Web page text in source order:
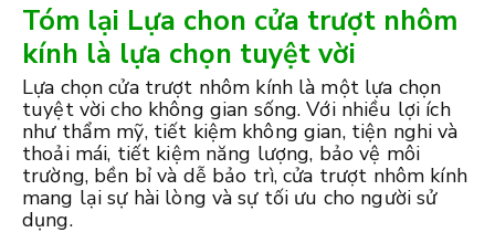
Tóm lại Lựa chon cửa trượt nhôm
kính là lựa chọn tuyệt vời
Lựa chọn cửa trượt nhôm kính là một lựa chọn
tuyệt vời cho không gian sống. Với nhiều lợi ích
như thẩm mỹ, tiết kiệm không gian, tiện nghi và
thoải mái, tiết kiệm năng lượng, bảo vệ môi
trường, bền bỉ và dễ bảo trì, cửa trượt nhôm kính
mang lại sự hài lòng và sự tối ưu cho người sử
dụng.